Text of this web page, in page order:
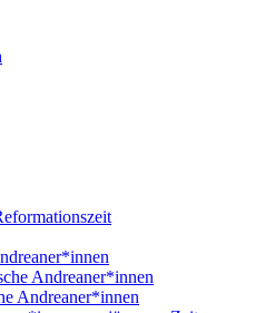
Andreaner*innen
Andreaner*innen